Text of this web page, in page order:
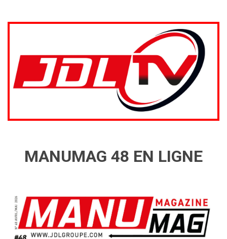
MANUMAG 48 EN LIGNE